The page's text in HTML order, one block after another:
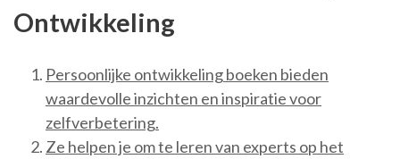
Ontwikkeling
Persoonlijke ontwikkeling boeken bieden
waardevolle inzichten en inspiratie voor
zelfverbetering.
Ze helpen je om te leren van experts op het